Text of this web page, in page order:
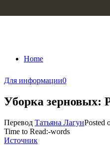
Home
Для информации0
Уборка зерновых:
Перевод Татьяна ЛагунPosted
Time to Read:-words
Источник